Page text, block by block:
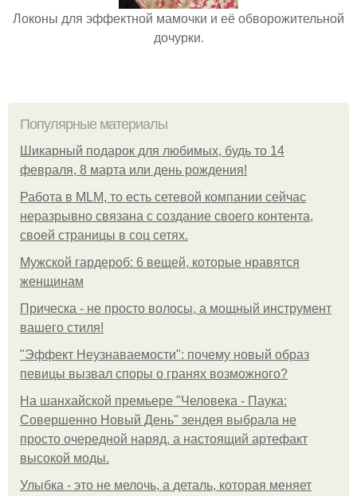
Локоны для эффектной мамочки и её обворожительной
дочурки.
Популярные материалы
Шикарный подарок для любимых, будь то 14
февраля, 8 марта или день рождения!
Работа в MLM, то есть сетевой компании сейчас
неразрывно связана с создание своего контента,
своей страницы в соц сетях.
Мужской гардероб: 6 вещей, которые нравятся
женщинам
Прическа - не просто волосы, а мощный инструмент
вашего стиля!
"Эффект Неузнаваемости": почему новый образ
певицы вызвал споры о гранях возможного?
На шанхайской премьере "Человека - Паука:
Совершенно Новый День" зендея выбрала не
просто очередной наряд, а настоящий артефакт
высокой моды.
Улыбка - это не мелочь, а деталь, которая меняет